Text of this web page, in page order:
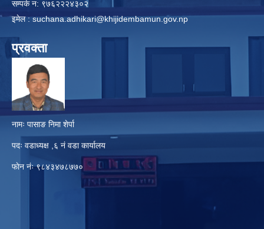
सम्पर्क न: ९७६२२२४३०२
इमेल :suchana.adhikari@khijidembamun.gov.np
प्रवक्ता
नामः पासाङ निमा शेर्पा
पदः वडाध्यक्ष ,६ नं वडा कार्यालय
फाेन नंः ९८४३४७८७७०